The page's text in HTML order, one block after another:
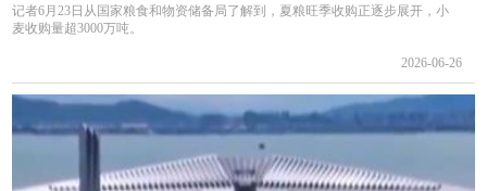
记者6月23日从国家粮食和物资储备局了解到，夏粮旺季收购正逐步展开，小
麦收购量超3000万吨。
2026-06-26